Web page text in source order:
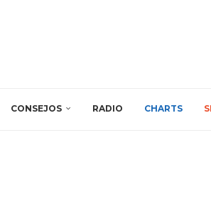
CONSEJOS RADIO CHARTS